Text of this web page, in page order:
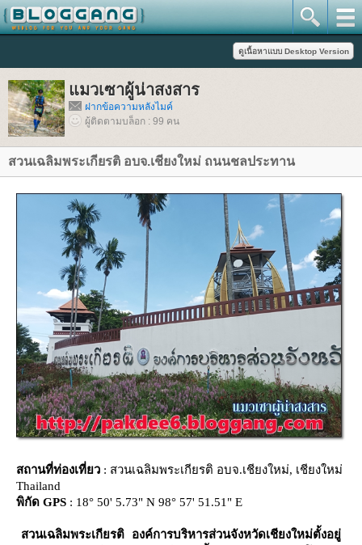
มวเซาผู้น่าสงสาร
ฝากข้อความหลังไมค์
ผู้ติดตามบล็อก : 99 คน
สวนเฉลิมพระเกียรติ อบจ.เชียงใหม่ ถนนชลประทาน
สถานที่ท่องเที่ยว : สวนเฉลิมพระเกียรติ อบจ.เชียงใหม่, เชียงใหม่
Thailand
พิกัด GPS : 18° 50' 5.73" N 98° 57' 51.51" E
สวนเฉลิมพระเกียรติ องค์การบริหารส่วนจังหวัดเชียงใหม่ตั้งอยู่